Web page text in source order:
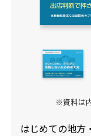
会社概要
弊社クライ
物件情報を
※資料は
はじめての地方